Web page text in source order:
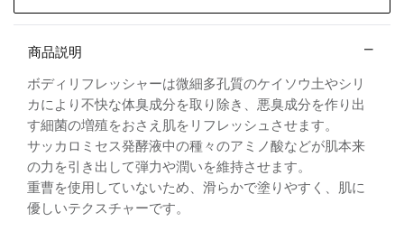
商品説明
ボディリフレッシャーは微細多孔質のケイソウ土やシリ
カにより不快な体臭成分を取り除き、悪臭成分を作り出
す細菌の増殖をおさえ肌をリフレッシュさせます。
サッカロミセス発酵液中の種々のアミノ酸などが肌本来
の力を引き出して弾力や潤いを維持させます。
重曹を使用していないため、滑らかで塗りやすく、肌に
優しいテクスチャーです。